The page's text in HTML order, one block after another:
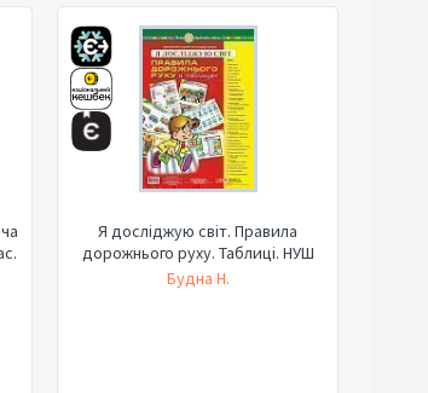
Я досліджую світ. Правила
дорожнього руху. Таблиці. НУШ
Будна Н.